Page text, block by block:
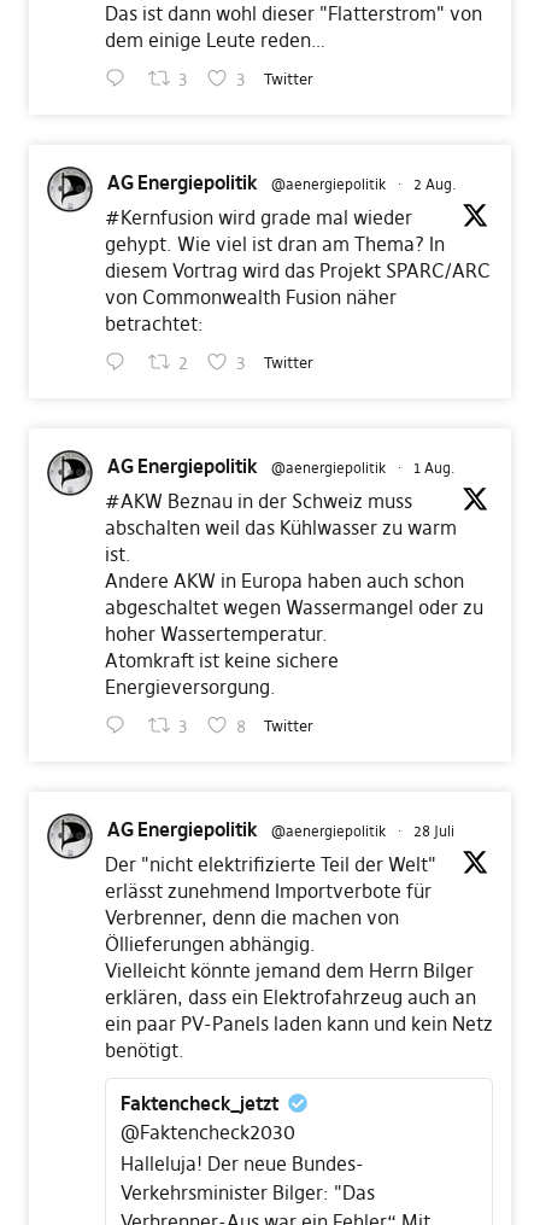
Das ist dann wohl dieser "Flatterstrom" von
dem einige Leute reden…
3 3 Twitter
AG Energiepolitik @aenergiepolitik · 2 Aug.
#Kernfusionwird grade mal wieder
gehypt. Wie viel ist dran am Thema? In
diesem Vortrag wird das Projekt SPARC/ARC
von Commonwealth Fusion näher
betrachtet:
2 3 Twitter
AG Energiepolitik @aenergiepolitik · 1 Aug.
#AKW Beznau in der Schweiz muss
abschalten weil das Kühlwasser zu warm
ist.
Andere AKW in Europa haben auch schon
abgeschaltet wegen Wassermangel oder zu
hoher Wassertemperatur.
Atomkraft ist keine sichere
Energieversorgung.
3 8 Twitter
AG Energiepolitik @aenergiepolitik · 28 Juli
Der "nicht elektrifizierte Teil der Welt"
erlässt zunehmend Importverbote für
Verbrenner, denn die machen von
Öllieferungen abhängig.
Vielleicht könnte jemand dem Herrn Bilger
erklären, dass ein Elektrofahrzeug auch an
ein paar PV-Panels laden kann und kein Netz
benötigt.
Faktencheck_jetzt
@Faktencheck2030
Halleluja! Der neue Bundes-
Verkehrsminister Bilger: "Das